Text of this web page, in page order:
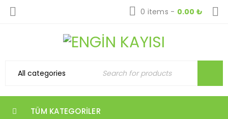
0 items - 0.00 ₺
TÜM KATEGORILER